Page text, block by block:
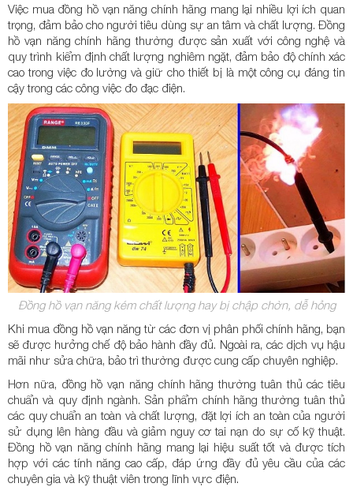
Việc mua đồng hồ vạn năng chính hãng mang lại nhiều lợi ích quan
trọng, đảm bảo cho người tiêu dùng sự an tâm và chất lượng. Đồng
hồ vạn năng chính hãng thường được sản xuất với công nghệ và
quy trình kiểm định chất lượng nghiêm ngặt, đảm bảo độ chính xác
cao trong việc đo lường và giữ cho thiết bị là một công cụ đáng tin
cậy trong các công việc đo đạc điện.
Đồng hồ vạn năng kém chất lượng hay bị chập chờn, dễ hỏng
Khi mua đồng hồ vạn năng từ các đơn vị phân phối chính hãng, bạn
sẽ được hưởng chế độ bảo hành đầy đủ. Ngoài ra, các dịch vụ hậu
mãi như sửa chữa, bảo trì thường được cung cấp chuyên nghiệp.
Hơn nữa, đồng hồ vạn năng chính hãng thường tuân thủ các tiêu
chuẩn và quy định ngành. Sản phẩm chính hãng thường tuân thủ
các quy chuẩn an toàn và chất lượng, đặt lợi ích an toàn của người
sử dụng lên hàng đầu và giảm nguy cơ tai nạn do sự cố kỹ thuật.
Đồng hồ vạn năng chính hãng mang lại hiệu suất tốt và được tích
hợp với các tính năng cao cấp, đáp ứng đầy đủ yêu cầu của các
chuyên gia và kỹ thuật viên trong lĩnh vực điện.